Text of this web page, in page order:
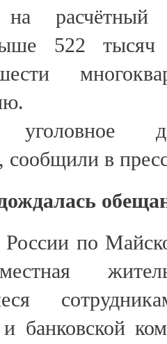
на расчётный
522 тысяч
уголовное
сообщили в
по
банковской